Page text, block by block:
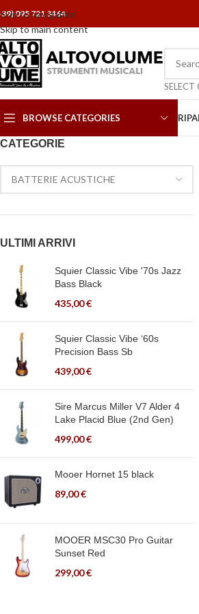
Skip to navigation
Skip to main content
095 721 3464
SELECT
BROWSE CATEGORIES
CATEGORIE
ULTIMI ARRIVI
Squier Classic Vibe '70s Jazz
Bass Black
435,00€
Squier Classic Vibe ‘60s
Precision Bass Sb
439,00€
Sire Marcus Miller V7 Alder 4
Lake Placid Blue (2nd Gen)
499,00€
Mooer Hornet 15 black
89,00€
MOOER MSC30 Pro Guitar
Sunset Red
299,00€